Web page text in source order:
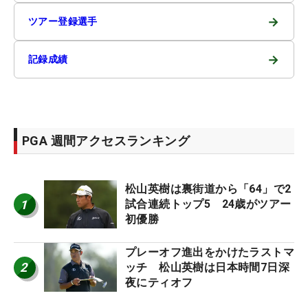
ツアー登録選手 →
記録成績 →
PGA 週間アクセスランキング
1
松山英樹は裏街道から「64」で2
試合連続トップ5 24歳がツアー
初優勝
2
プレーオフ進出をかけたラストマ
ッチ 松山英樹は日本時間7日深
夜にティオフ